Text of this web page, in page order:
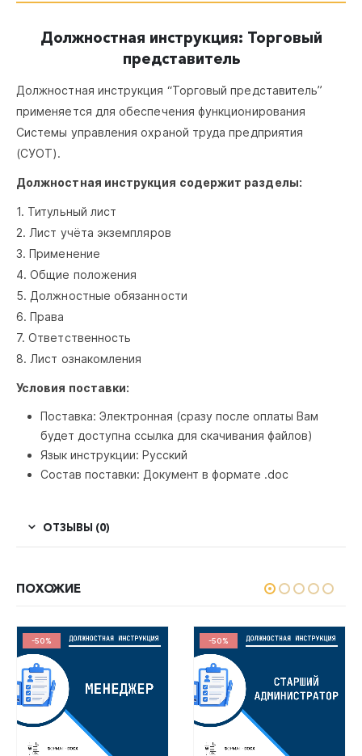
Должностная инструкция: Торговый
представитель
Должностная инструкция “Торговый представитель”
применяется для обеспечения функционирования
Системы управления охраной труда предприятия
(СУОТ).
Должностная инструкция содержит разделы:
1. Титульный лист
2. Лист учёта экземпляров
3. Применение
4. Общие положения
5. Должностные обязанности
6. Права
7. Ответственность
8. Лист ознакомления
Условия поставки:
Поставка: Электронная (сразу после оплаты Вам
будет доступна ссылка для скачивания файлов)
Язык инструкции: Русский
Состав поставки: Документ в формате .doc
ОТЗЫВЫ (0)
ПОХОЖИЕ
-50% -50%